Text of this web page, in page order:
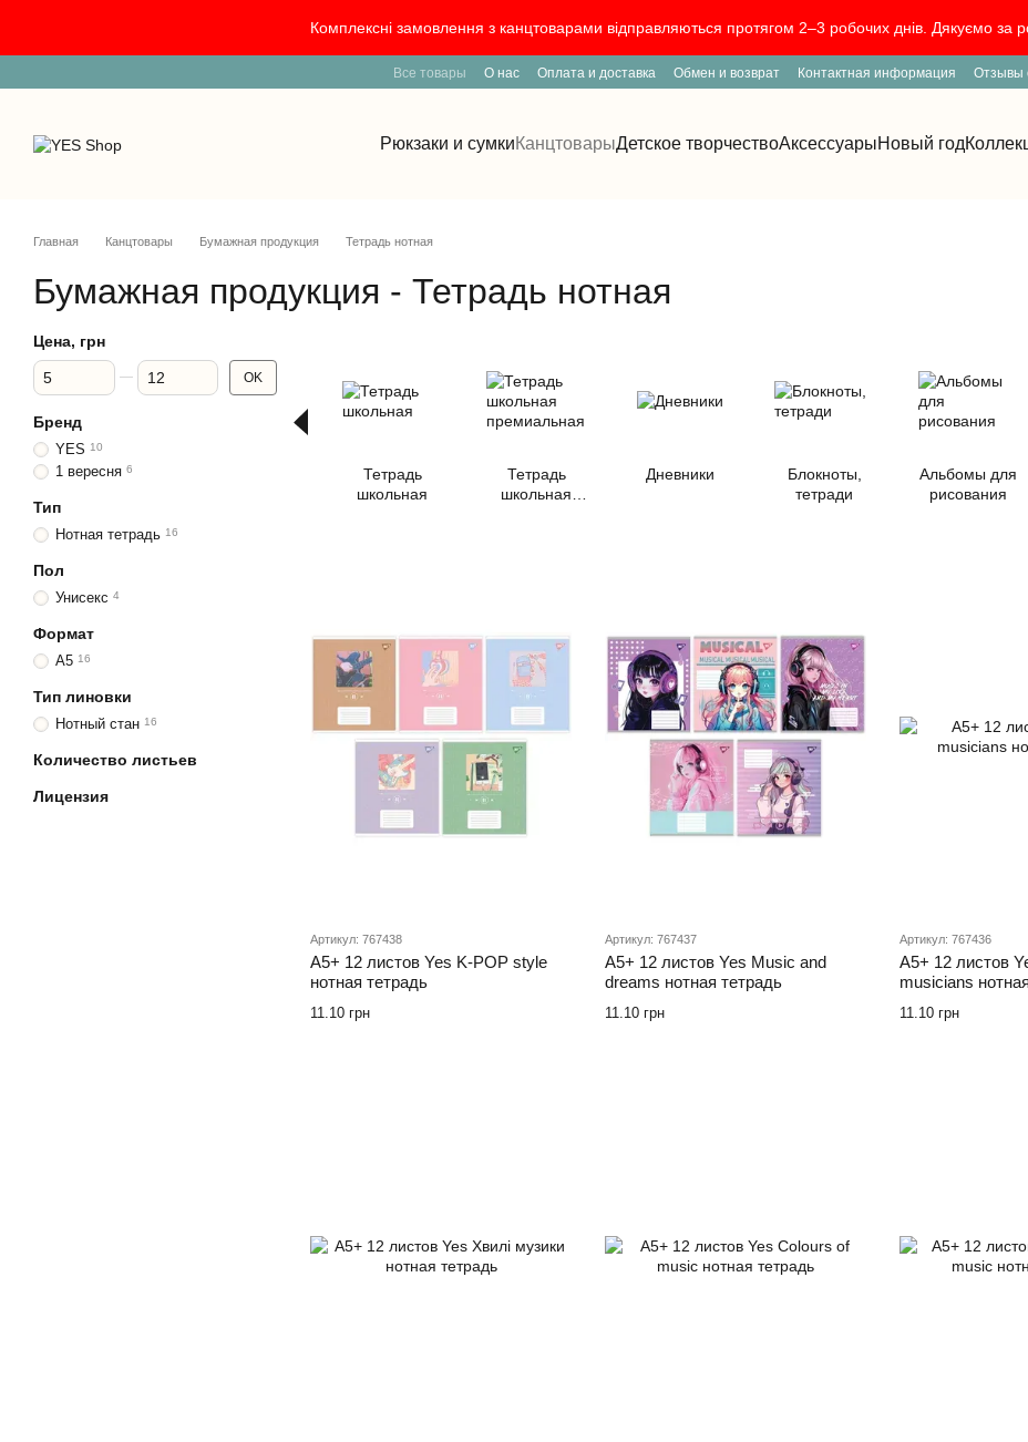
Комплексні замовлення з канцтоварами відправляються протягом 2–3 робочих днів. Дякуємо за
Все товары О нас Оплата и доставка Обмен и возврат Контактная информация Отзывы
Рюкзаки и сумкиКанцтоварыДетское творчествоАксессуарыНовый год
Главная Канцтовары Бумажная продукция Тетрадь нотная
Бумажная продукция - Тетрадь нотная
Тетрадь
школьная
Тетрадь
школьная
Дневники
Блокноты,
тетради
Альбомы для
рисования
Артикул: 767438
А5+ 12 листов Yes K-POP style
нотная тетрадь
11.10 грн
Артикул: 767437
А5+ 12 листов Yes Music and
dreams нотная тетрадь
11.10 грн
Артикул: 767436
А5+ 12 листов
musicians
11.10 грн
Цена, грн
От Цена, грн
До Цена, грн OK
Бренд
YES 10
1 вересня 6
Тип
Нотная тетрадь 16
Пол
Унисекс 4
Формат
A5 16
Тип линовки
Нотный стан 16
Количество листьев
Лицензия